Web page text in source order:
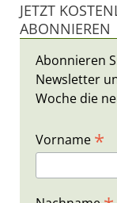
JETZT
ABONNIEREN
Abonnieren
Newsletter
Woche die
Vorname *